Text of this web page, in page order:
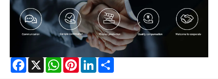
Facebook
X WhatsAppPinterestLinkedIn